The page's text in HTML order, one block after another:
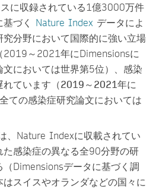
に収録されている1億3000万件
づく Nature Index データによ
分野において国際的に強い立場
2019～2021年にDimensionsに
においては世界第5位）、感染
ています（2019～2021年に
ての感染症研究論文においては
、Nature Indexに収載されてい
た感染症の異なる全90分野の研
Dimensionsデータに基づく調
スイスやオランダなどの国々に